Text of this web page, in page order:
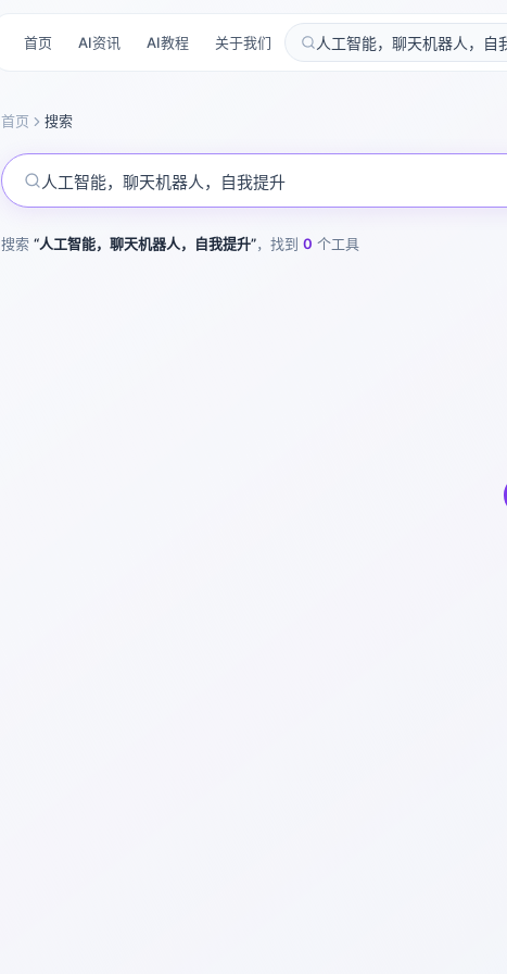
首页 AI资讯 AI教程 关于我们
首页 搜索
搜索 “人工智能，聊天机器人，自我提升”，找到 0 个工具